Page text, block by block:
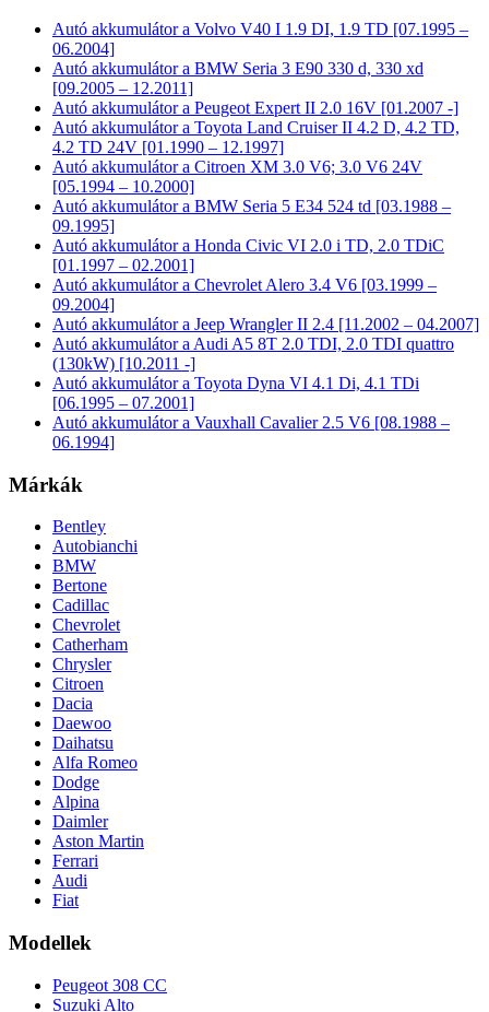
Autó akkumulátor a Volvo V40 I 1.9 DI, 1.9 TD [07.1995 –
06.2004]
Autó akkumulátor a BMW Seria 3 E90 330 d, 330 xd
[09.2005 – 12.2011]
Autó akkumulátor a Peugeot Expert II 2.0 16V [01.2007 -]
Autó akkumulátor a Toyota Land Cruiser II 4.2 D, 4.2 TD,
4.2 TD 24V [01.1990 – 12.1997]
Autó akkumulátor a Citroen XM 3.0 V6; 3.0 V6 24V
[05.1994 – 10.2000]
Autó akkumulátor a BMW Seria 5 E34 524 td [03.1988 –
09.1995]
Autó akkumulátor a Honda Civic VI 2.0 i TD, 2.0 TDiC
[01.1997 – 02.2001]
Autó akkumulátor a Chevrolet Alero 3.4 V6 [03.1999 –
09.2004]
Autó akkumulátor a Jeep Wrangler II 2.4 [11.2002 – 04.2007]
Autó akkumulátor a Audi A5 8T 2.0 TDI, 2.0 TDI quattro
(130kW) [10.2011 -]
Autó akkumulátor a Toyota Dyna VI 4.1 Di, 4.1 TDi
[06.1995 – 07.2001]
Autó akkumulátor a Vauxhall Cavalier 2.5 V6 [08.1988 –
06.1994]
Márkák
Bentley
Autobianchi
BMW
Bertone
Cadillac
Chevrolet
Catherham
Chrysler
Citroen
Dacia
Daewoo
Daihatsu
Alfa Romeo
Dodge
Alpina
Daimler
Aston Martin
Ferrari
Audi
Fiat
Modellek
Peugeot 308 CC
Suzuki Alto